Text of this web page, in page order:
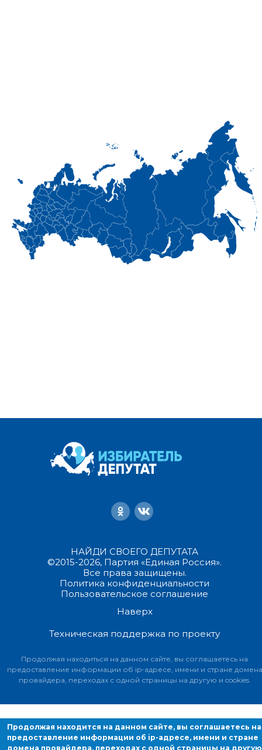
НАЙДИ СВОЕГО ДЕПУТАТА
©2015-2026, Партия «Единая Россия».
Все права защищены.
Политика конфиденциальности
Пользовательское соглашение
Наверх
Техническая поддержка по проекту
Продолжая находиться на данном сайте, вы соглашаетесь на
предоставление информации об ip-адресе, имени и стране домена
провайдера, переходах с одной страницы на другую и cookies.
Продолжая находится на данном сайте, вы соглашаетесь на
предоставление информации об ip-адресе, имени и стране
домена провайдера, переходах с одной страницы на другую